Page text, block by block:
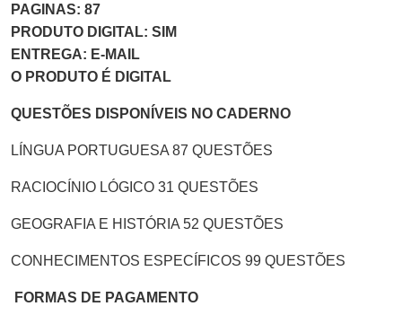
PAGINAS: 87
PRODUTO DIGITAL: SIM
ENTREGA: E-MAIL
O PRODUTO É DIGITAL
QUESTÕES DISPONÍVEIS NO CADERNO
LÍNGUA PORTUGUESA 87 QUESTÕES
RACIOCÍNIO LÓGICO 31 QUESTÕES
GEOGRAFIA E HISTÓRIA 52 QUESTÕES
CONHECIMENTOS ESPECÍFICOS 99 QUESTÕES
FORMAS DE PAGAMENTO